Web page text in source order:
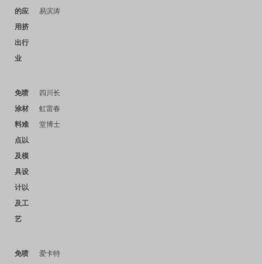
的应
用挤
出行
业
易滨涛
免喷
涂材
料难
点以
及模
具设
计以
及工
艺
四川长
虹雷春
堂博士
免喷
爱卡特